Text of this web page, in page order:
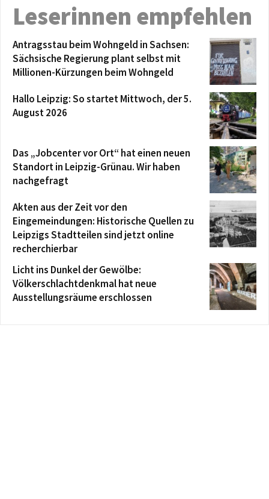
Leserinnen empfehlen
Antragsstau beim Wohngeld in Sachsen:
Sächsische Regierung plant selbst mit
Millionen-Kürzungen beim Wohngeld
Hallo Leipzig: So startet Mittwoch, der 5.
August 2026
Das „Jobcenter vor Ort“ hat einen neuen
Standort in Leipzig-Grünau. Wir haben
nachgefragt
Akten aus der Zeit vor den
Eingemeindungen: Historische Quellen zu
Leipzigs Stadtteilen sind jetzt online
recherchierbar
Licht ins Dunkel der Gewölbe:
Völkerschlachtdenkmal hat neue
Ausstellungsräume erschlossen